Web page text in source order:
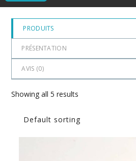
PRODUITS
PRÉSENTATION
AVIS (0)
Showing all 5 results